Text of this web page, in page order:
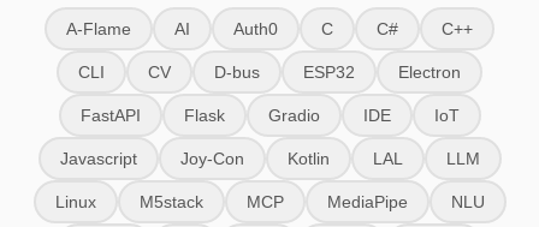
A-Flame AI Auth0 C C# C++
CLI CV D-bus ESP32 Electron
FastAPI Flask Gradio IDE IoT
Javascript Joy-Con Kotlin LAL LLM
Linux M5stack MCP MediaPipe NLU